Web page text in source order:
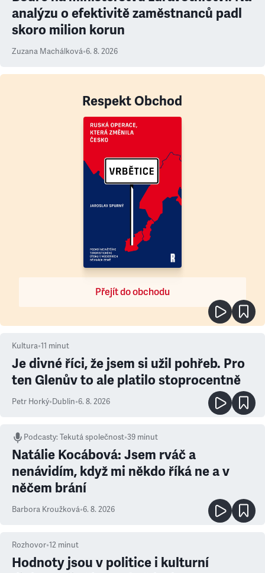
analýzu o efektivitě zaměstnanců padl
skoro milion korun
Zuzana Machálková•6. 8. 2026
Respekt Obchod
Přejít do obchodu
Kultura•11 minut
Je divné říci, že jsem si užil pohřeb. Pro
ten Glenův to ale platilo stoprocentně
Petr Horký•Dublin•6. 8. 2026
Podcasty:Tekutá společnost•39 minut
Natálie Kocábová: Jsem rváč a
nenávidím, když mi někdo říká ne a v
něčem brání
Barbora Kroužková•6. 8. 2026
Rozhovor•12 minut
Hodnoty jsou v politice i kulturní